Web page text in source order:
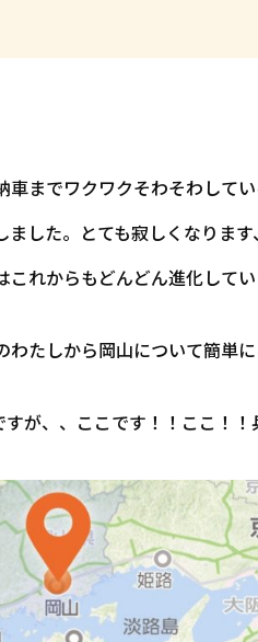
までワクワクそわそわして
した。とても寂しくなります
れからもどんどん進化して
たしから岡山について簡単
が、、ここです！！ここ！